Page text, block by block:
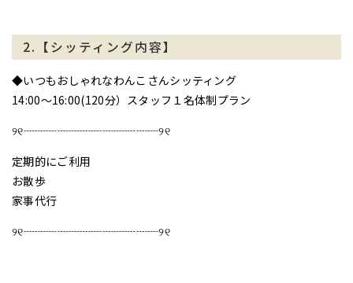
2.【シッティング内容】
◆いつもおしゃれなわんこさんシッティング
14:00〜16:00(120分）スタッフ１名体制プラン
୨୧┈┈┈┈┈┈┈┈┈┈┈┈୨୧
定期的にご利用
お散歩
家事代行
୨୧┈┈┈┈┈┈┈┈┈┈┈┈୨୧